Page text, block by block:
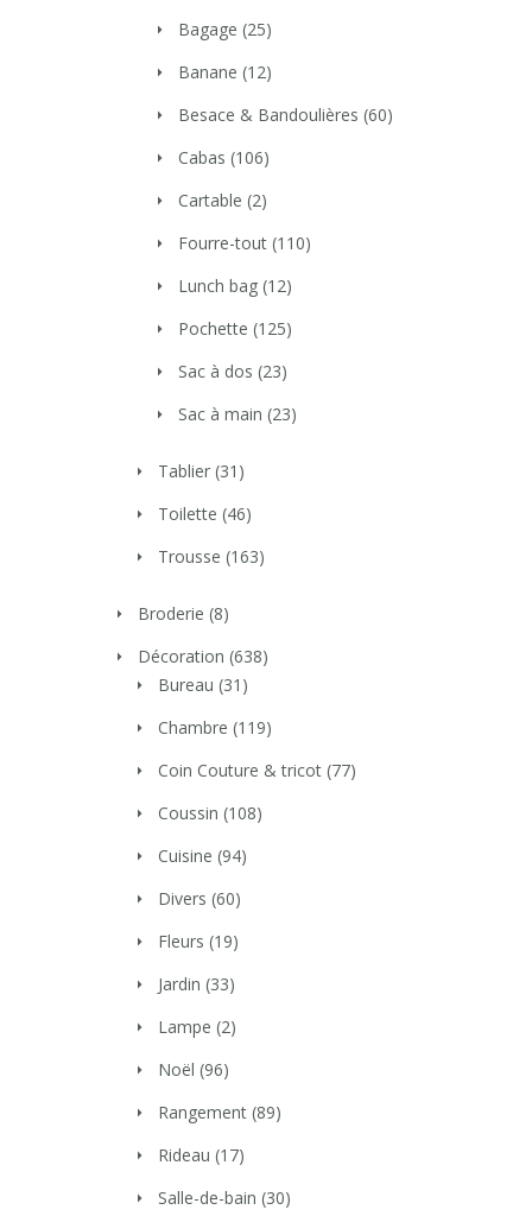
Bagage (25)
Banane (12)
Besace & Bandoulières (60)
Cabas (106)
Cartable (2)
Fourre-tout (110)
Lunch bag (12)
Pochette (125)
Sac à dos (23)
Sac à main (23)
Tablier (31)
Toilette (46)
Trousse (163)
Broderie (8)
Décoration (638)
Bureau (31)
Chambre (119)
Coin Couture & tricot (77)
Coussin (108)
Cuisine (94)
Divers (60)
Fleurs (19)
Jardin (33)
Lampe (2)
Noël (96)
Rangement (89)
Rideau (17)
Salle-de-bain (30)